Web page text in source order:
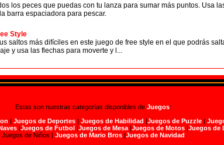
los peces que puedas con tu lanza para sumar más puntos. Usa
barra espaciadora para pescar.
Style
saltos más difíciles en este juego de free style en el que podrás
y usa las flechas para moverte y l...
Estas son nuestras categorías disponibles de Juegos:
| Juegos de Deportes| Juegos de Habilidad |Juegos de Puzzle|
|Juegos de Futbol|Juegos de Mesa|Juegos de Motos|Juegos de
Juegos de Niños | Juegos de Mario Bros|Juegos de Navidad